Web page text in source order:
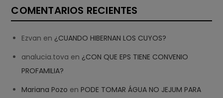
COMENTARIOS RECIENTES
Ezvan en ¿CUANDO HIBERNAN LOS CUYOS?
analucia.tova en ¿CON QUE EPS TIENE CONVENIO
PROFAMILIA?
Mariana Pozo enPODE TOMAR ÁGUA NO JEJUM PARA